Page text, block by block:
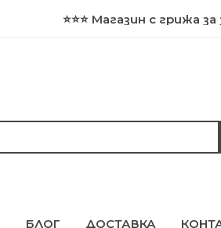
⭐⭐⭐ Магазин с грижа за
БЛОГ ДОСТАВКА